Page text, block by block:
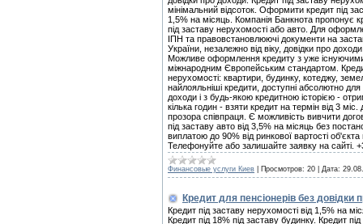
мінімальний відсоток. Оформити кредит під
1,5% на місяць. Компанія Банкнота пропонує
під заставу нерухомості або авто. Для
ІПН та правовстановлюючі документи на
України, незалежно від віку, довідки про
Можливе оформлення кредиту з уже
міжнародним Європейським стандартом.
нерухомості: квартири, будинку, котеджу,
найлояльніші кредити, доступні абсолютно
доходи і з будь-якою кредитною історією -
кілька годин - взяти кредит на термін від 3
прозора співпраця. Є можливість вивчити
під заставу авто від 3,5% на місяць без
виплатою до 90% від ринкової вартості
Телефонуйте або залишайте заявку на сайті.
Финансовые услуги Киев Просмотров: 20 Дата:
Кредит для пенсіонерів без довідки
Кредит під заставу нерухомості від 1,5% на
Кредит під 18% під заставу будинку. Кредит